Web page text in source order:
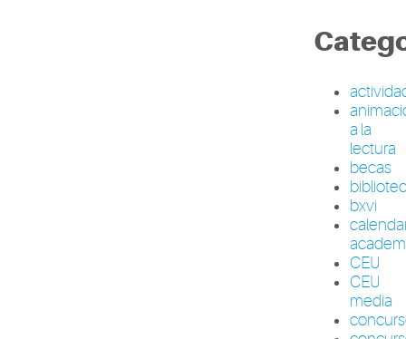
a la
lectura
becas
bxvi
CEU
CEU
media